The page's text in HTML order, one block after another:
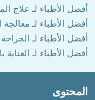
أفضل الأطباء لـ علاج
أفضل الأطباء لـ
أفضل الأطباء لـ
أفضل الأطباء لـ العناية
المحتوى